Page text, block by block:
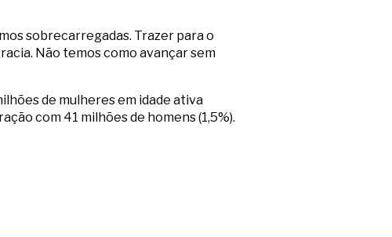
sobrecarregadas. Trazer para o
Não temos como avançar sem
de mulheres em idade ativa
com 41 milhões de homens (1,5%).